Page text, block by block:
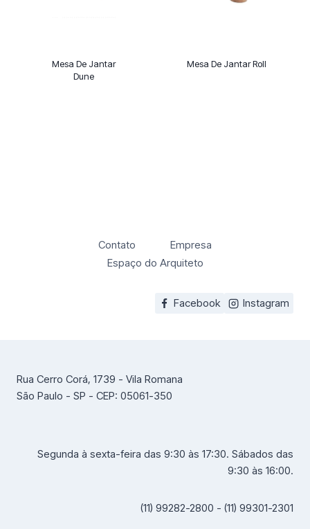
Mesa De Jantar
Dune
Mesa De Jantar Roll
Contato
Empresa
Espaço do Arquiteto
Facebook Instagram
Rua Cerro Corá, 1739 - Vila Romana
São Paulo - SP - CEP: 05061-350
Segunda à sexta-feira das 9:30 às 17:30. Sábados das
9:30 às 16:00.
(11) 99282-2800 - (11) 99301-2301